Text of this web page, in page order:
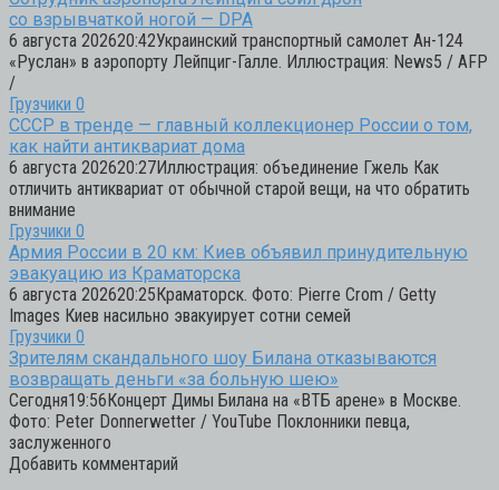
со взрывчаткой ногой — DPA
6 августа 202620:42Украинский транспортный самолет Ан-124
«Руслан» в аэропорту Лейпциг-Галле. Иллюстрация: News5 / AFP
/
Грузчики 0
СССР в тренде — главный коллекционер России о том,
как найти антиквариат дома
6 августа 202620:27Иллюстрация: объединение Гжель Как
отличить антиквариат от обычной старой вещи, на что обратить
внимание
Грузчики 0
Армия России в 20 км: Киев объявил принудительную
эвакуацию из Краматорска
6 августа 202620:25Краматорск. Фото: Pierre Crom / Getty
Images Киев насильно эвакуирует сотни семей
Грузчики 0
Зрителям скандального шоу Билана отказываются
возвращать деньги «за больную шею»
Сегодня19:56Концерт Димы Билана на «ВТБ арене» в Москве.
Фото: Peter Donnerwetter / YouTube Поклонники певца,
заслуженного
Добавить комментарий